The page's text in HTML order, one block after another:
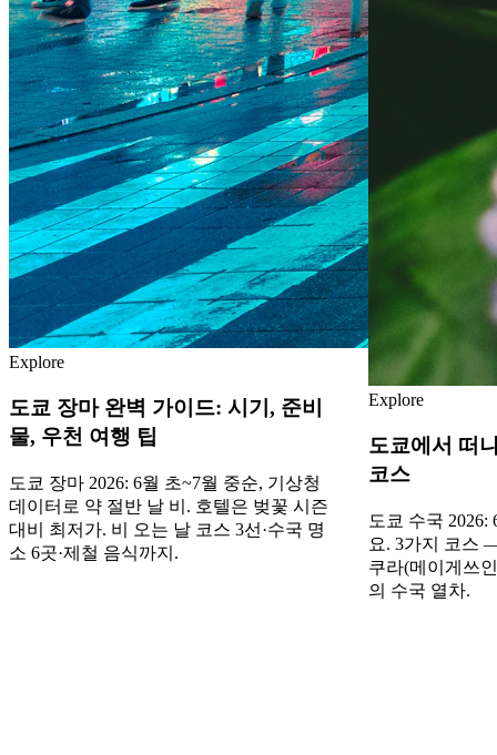
Explore
도쿄 장마 완벽 가이드: 시기, 준비
물, 우천 여행 팁
도쿄 장마 2026: 6월 초~7월 중순, 기상청
데이터로 약 절반 날 비. 호텔은 벚꽃 시즌
대비 최저가. 비 오는 날 코스 3선·수국 명
소 6곳·제철 음식까지.
Explore
도쿄에서 떠
코스
도쿄 수국 2026:
요. 3가지 코스
쿠라(메이게쓰
의 수국 열차.